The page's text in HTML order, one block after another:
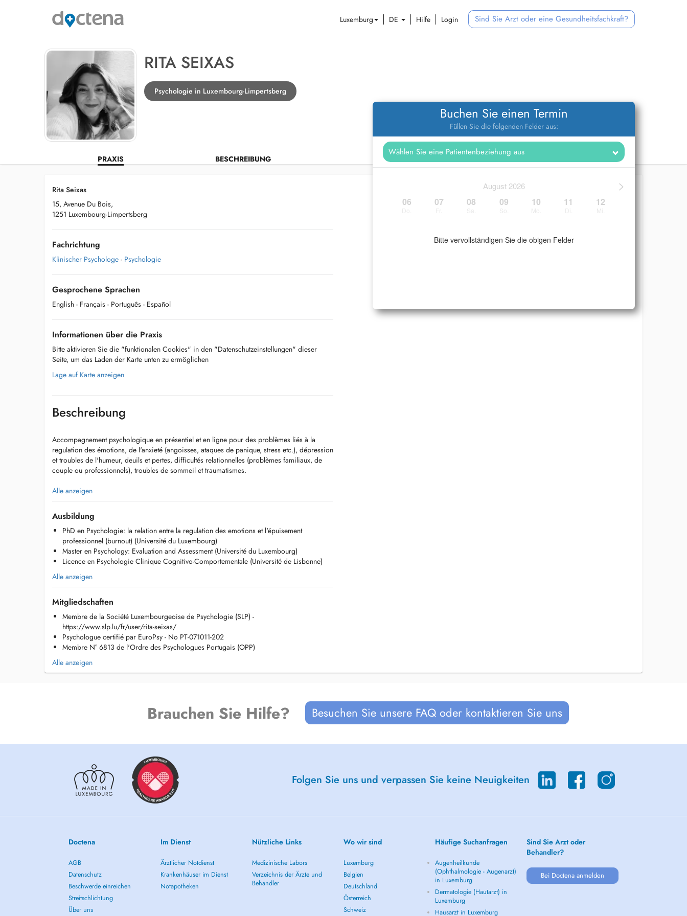
Luxemburg DE Hilfe Login Sind Sie Arzt oder eine Gesundheitsfachkraft?
RITA SEIXAS
Psychologie in Luxembourg-Limpertsberg
PRAXIS BESCHREIBUNG
Buchen Sie einen Termin
Füllen Sie die folgenden Felder aus:
>
August 2026
06 07 08 09 10 11 12
Bitte vervollständigen Sie die obigen Felder
Rita Seixas
15, Avenue Du Bois,
1251 Luxembourg-Limpertsberg
Fachrichtung
Klinischer Psychologe - Psychologie
Gesprochene Sprachen
English - Français - Português - Español
Informationen über die Praxis
Bitte aktivieren Sie die "funktionalen Cookies" in den "Datenschutzeinstellungen" dieser
Seite, um das Laden der Karte unten zu ermöglichen
Lage auf Karte anzeigen
Beschreibung
Accompagnement psychologique en présentiel et en ligne pour des problèmes liés à la
regulation des émotions, de l'anxieté (angoisses, ataques de panique, stress etc.), dépression
et troubles de l'humeur, deuils et pertes, difficultés relationnelles (problèmes familiaux, de
couple ou professionnels), troubles de sommeil et traumatismes.
Pas de remboursement par la CNS.
Consultations exclusivement pour des adultes.
Alle anzeigen
Ausbildung
PhD en Psychologie: la relation entre la regulation des emotions et l'épuisement
professionnel (burnout) (Université du Luxembourg)
Master en Psychology: Evaluation and Assessment (Université du Luxembourg)
Licence en Psychologie Clinique Cognitivo-Comportementale (Université de Lisbonne)
Alle anzeigen
Mitgliedschaften
Membre de la Société Luxembourgeoise de Psychologie (SLP) -
https://www.slp.lu/fr/user/rita-seixas/
Psychologue certifié par EuroPsy - No PT-071011-202
Membre N° 6813 de l'Ordre des Psychologues Portugais (OPP)
Alle anzeigen
Brauchen Sie Hilfe? Besuchen Sie unsere FAQ oder kontaktieren Sie uns
Folgen Sie uns und verpassen Sie keine Neuigkeiten
Doctena
AGB
Datenschutz
Beschwerde einreichen
Streitschlichtung
Über uns
Im Dienst
Ärztlicher Notdienst
Krankenhäuser im Dienst
Notapotheken
Nützliche Links
Medizinische Labors
Verzeichnis der Ärzte und
Behandler
Wo wir sind
Luxemburg
Belgien
Deutschland
Österreich
Schweiz
Häufige Suchanfragen
Augenheilkunde
(Ophthalmologie - Augenarzt)
in Luxemburg
Dermatologie (Hautarzt) in
Luxemburg
Hausarzt in Luxemburg
Sind Sie Arzt oder
Behandler?
Bei Doctena anmelden